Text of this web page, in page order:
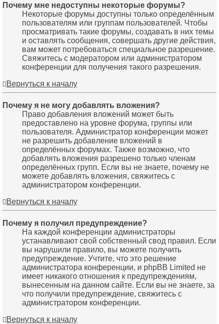
Почему мне недоступны некоторые форумы?
Некоторые форумы доступны только определённым
пользователям или группам пользователей. Чтобы
просматривать такие форумы, создавать в них темы
и оставлять сообщения, совершать другие действия,
вам может потребоваться специальное разрешение.
Свяжитесь с модератором или администратором
конференции для получения такого разрешения.
Вернуться к началу
Почему я не могу добавлять вложения?
Право добавления вложений может быть
предоставлено на уровне форума, группы или
пользователя. Администратор конференции может
не разрешить добавление вложений в
определённых форумах. Также возможно, что
добавлять вложения разрешено только членам
определённых групп. Если вы не знаете, почему не
можете добавлять вложения, свяжитесь с
администратором конференции.
Вернуться к началу
Почему я получил предупреждение?
На каждой конференции администраторы
устанавливают свой собственный свод правил. Если
вы нарушили правило, вы можете получить
предупреждение. Учтите, что это решение
администратора конференции, и phpBB Limited не
имеет никакого отношения к предупреждениям,
вынесенным на данном сайте. Если вы не знаете, за
что получили предупреждение, свяжитесь с
администратором конференции.
Вернуться к началу